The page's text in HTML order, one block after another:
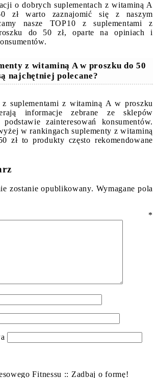
o dobrych suplementach z witaminą A
zł warto zaznajomić się z naszym
nasze TOP10 z suplementami z
do 50 zł, oparte na opiniach i
z witaminą A w proszku do 50
najchętniej polecane?
z suplementami z witaminą A w proszku
informacje zebrane ze sklepów
zainteresowań konsumentów.
w rankingach suplementy z witaminą
zł to produkty często rekomendowane
zostanie opublikowany. Wymagane pola
*
Fitnessu :: Zadbaj o formę!